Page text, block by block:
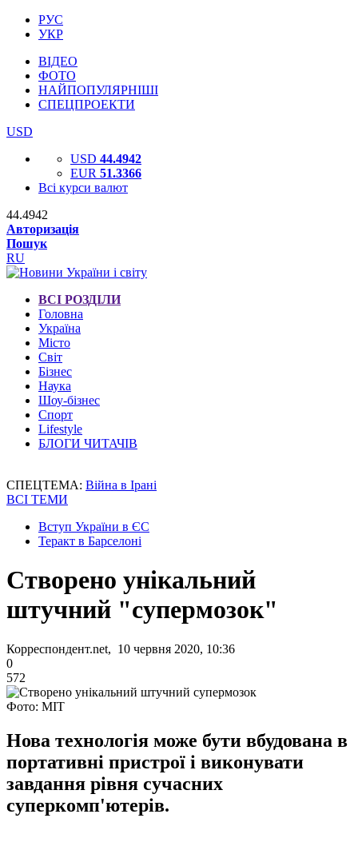
РУС
УКР
ВІДЕО
ФОТО
НАЙПОПУЛЯРНІШІ
СПЕЦПРОЕКТИ
USD
USD 44.4942
EUR 51.3366
Всі курси валют
44.4942
Авторизація
Пошук
RU
ВСІ РОЗДІЛИ
Головна
Україна
Місто
Світ
Бізнес
Наука
Шоу-бізнес
Спорт
Lifestyle
БЛОГИ ЧИТАЧІВ
СПЕЦТЕМА: Війна в Ірані
ВСІ ТЕМИ
Вступ України в ЄС
Теракт в Барселоні
Створено унікальний
штучний "супермозок"
Корреспондент.net, 10 червня 2020, 10:36
0
572
Фото: MIT
Нова технологія може бути вбудована в
портативні пристрої і виконувати
завдання рівня сучасних
суперкомп'ютерів.